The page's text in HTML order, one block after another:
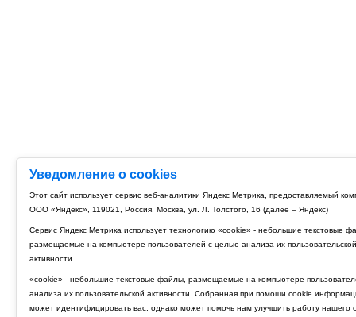
Уведомление о cookies
Этот сайт использует сервис веб-аналитики Яндекс Метрика, предоставляемый
ООО «Яндекс», 119021, Россия, Москва, ул. Л. Толстого, 16 (далее – Яндекс)
Сервис Яндекс Метрика использует технологию «cookie» - небольшие текстовые
размещаемые на компьютере пользователей с целью анализа их пользовательской
активности.
«cookie» - небольшие текстовые файлы, размещаемые на компьютере
анализа их пользовательской активности. Собранная при помощи cookie
может идентифицировать вас, однако может помочь нам улучшить работу нашего